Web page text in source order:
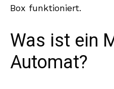
Box funktioniert.
Was ist ein
Automat?